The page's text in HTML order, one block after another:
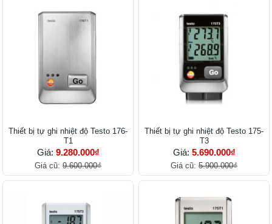
Thiết bị tự ghi nhiệt độ Testo 176-
T1
Giá: 9.280.000₫
Giá cũ: 9.600.000₫
Thiết bị tự ghi nhiệt độ Testo 175-
T3
Giá: 5.690.000₫
Giá cũ: 5.900.000₫